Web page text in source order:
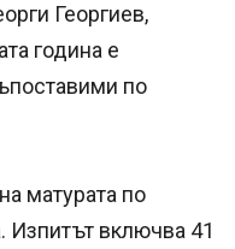
Георгиев,
година е
по
матурата по
Изпитът включва 41